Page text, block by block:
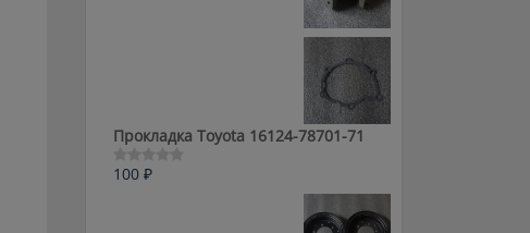
Прокладка Toyota 16124-78701-71
Оценка
100 ₽